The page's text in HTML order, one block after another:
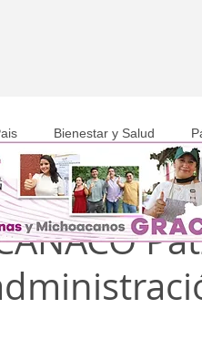
Bienestar y Salud
19
0 min de lectura